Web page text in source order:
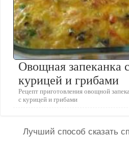
Овощная запеканка с
курицей и грибами
Рецепт приготовления овощной
с курицей и грибами
Лучший способ сказать